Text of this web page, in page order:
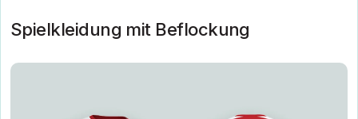
Spielkleidung mit Beflockung